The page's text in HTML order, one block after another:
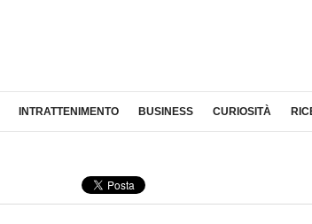
INTRATTENIMENTO BUSINESS CURIOSITÀ